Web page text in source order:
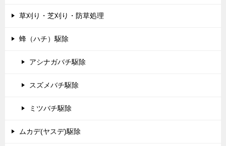
草刈り・芝刈り・防草処理
蜂（ハチ）駆除
アシナガバチ駆除
スズメバチ駆除
ミツバチ駆除
ムカデ(ヤスデ)駆除